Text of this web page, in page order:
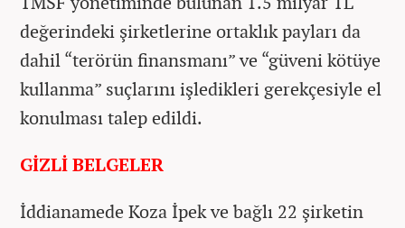
değerindeki şirketlerine ortaklık payları da
dahil “terörün finansmanı” ve “güveni kötüye
kullanma” suçlarını işledikleri gerekçesiyle el
konulması talep edildi.
GİZLİ BELGELER
İddianamede Koza İpek ve bağlı 22 şirketin